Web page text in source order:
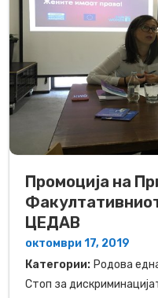
Промоција на
ЦЕДАВ
октомври 17, 2019
Категории: Родова
Стоп за